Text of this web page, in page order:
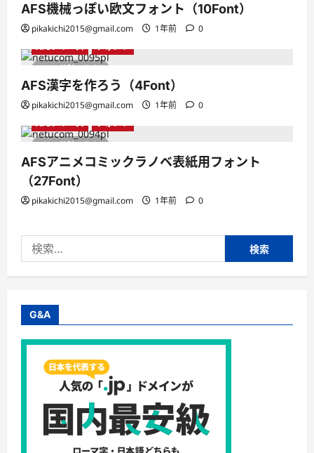
AFS機械っぽい欧文フォント（10Font）
pikakichi2015@gmail.com 1年前 0
1 分読み取り
AFSシリーズ フォント
AFS漢字を作ろう（4Font）
pikakichi2015@gmail.com 1年前 0
1 分読み取り
AFSシリーズ フォント
AFSアニメコミックラノベ表紙用フォント
（27Font）
pikakichi2015@gmail.com 1年前 0
索:
G&A